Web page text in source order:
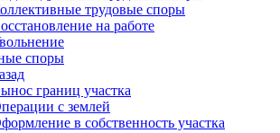
трудовые споры
на работе
споры
границ участка
с землей
в собственность участка